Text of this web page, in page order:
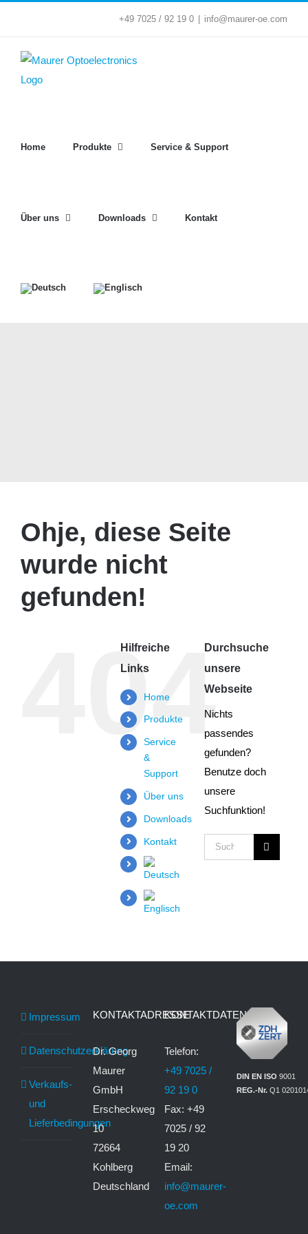
+49 7025 / 92 19 0 info@maurer-oe.com
Home Produkte Service & Support
Über uns Downloads Kontakt
Ohje, diese Seite
wurde nicht
gefunden!
404
Hilfreiche
Links
Home
Produkte
Service
&
Support
Über uns
Downloads
Kontakt
Durchsuche
unsere
Webseite
Nichts
passendes
gefunden?
Benutze doch
unsere
Suchfunktion!
Suche
nach:
Impressum
Datenschutzerklärung
Verkaufs-
und
Lieferbedingungen
KONTAKTADRESSE
Dr. Georg
Maurer
GmbH
Erscheckweg
10
72664
Kohlberg
Deutschland
KONTAKTDATEN
Telefon:
+49 7025 /
92 19 0
Fax: +49
7025 / 92
19 20
Email:
info@maurer-
oe.com
DIN EN ISO 9001
REG.-Nr. Q1